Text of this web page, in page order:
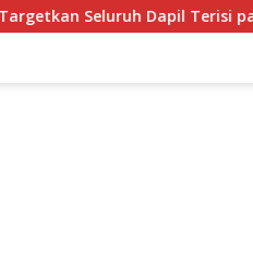
Dapil Terisi pada Pemilu 2029